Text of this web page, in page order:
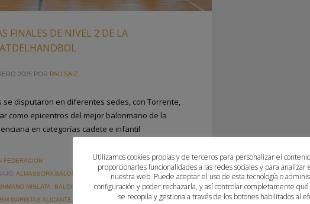
FINALES DE NIVEL 2 DE LA
2025 POR PAU SAIZ
se disputaron en diferentes sedes, con Torrente,
como epicentros del mejor balonmano de la
en categorías cadete e infantil
FEDERACION
ALMASSORA BALONMANO ATTICGO BM ELCHE, BALONMANO
MISLATA BALONMANO QUART ,BALONMANO TORRENT,
BM MARISTAS ALICANTE CASTALIA CASTELLÓ,CB MARISTES
Utilizamos cookies propias y de terceros para personalizar el
proporcionarles funcionalidades a las redes sociales y para analizar
nuestra web. Puede aceptar el uso de esta tecnología o
configuración y poder rechazarla, y así controlar completamente
se recopila y gestiona a través de los botones habilitados al